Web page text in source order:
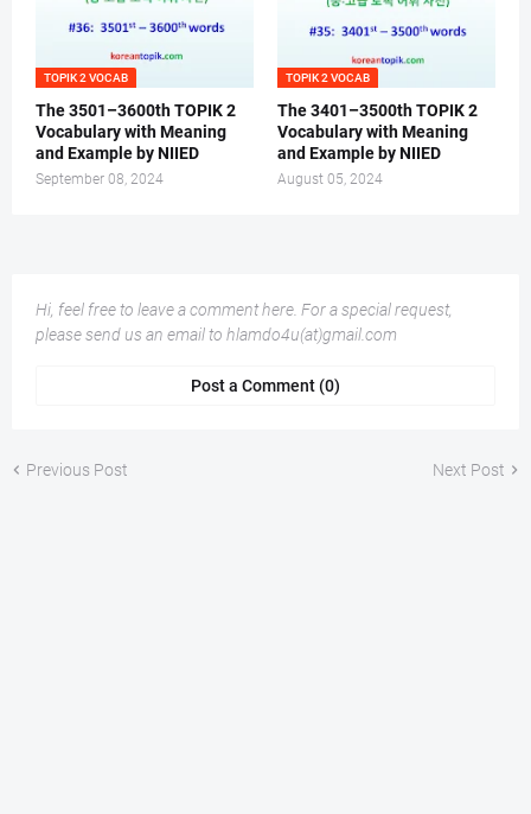
TOPIK 2 VOCAB
The 3501–3600th TOPIK 2
Vocabulary with Meaning
and Example by NIIED
September 08, 2024
TOPIK 2 VOCAB
The 3401–3500th TOPIK 2
Vocabulary with Meaning
and Example by NIIED
August 05, 2024
Hi, feel free to leave a comment here. For a special request,
please send us an email to hlamdo4u(at)gmail.com
Post a Comment (0)
Previous Post Next Post